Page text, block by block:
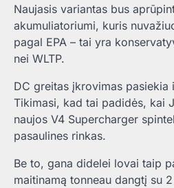
Naujasis variantas bus
akumuliatoriumi, kuris
pagal EPA – tai yra
nei WLTP.
DC greitas įkrovimas
Tikimasi, kad tai padidės, kai
naujos V4 Supercharger
pasaulines rinkas.
Be to, gana didelei lovai taip
maitinamą tonneau dangtį su